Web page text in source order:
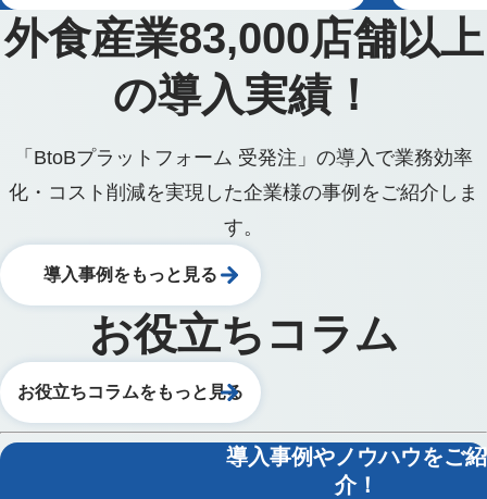
外食産業83,000店舗以上
の導入実績！
「BtoBプラットフォーム 受発注」の導入で業務効率
化・コスト削減を実現した企業様の事例をご紹介しま
す。
導入事例をもっと見る
お役立ちコラム
お役立ちコラムをもっと見る
導入事例やノウハウをご紹
介！